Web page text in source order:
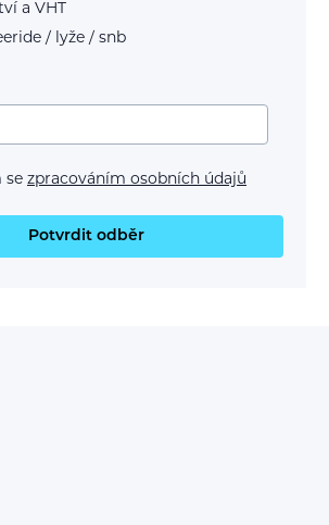
a VHT
/ lyže / snb
se zpracováním osobních údajů
Potvrdit odběr